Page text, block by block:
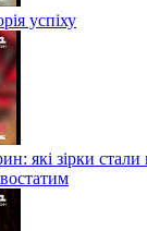
успіху
які зірки стали